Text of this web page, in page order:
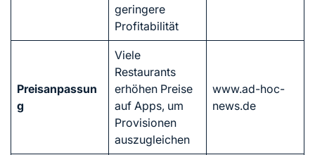
geringere
Profitabilität
Preisanpassun
g
Viele
Restaurants
erhöhen Preise
auf Apps, um
Provisionen
auszugleichen
www.ad-hoc-
news.de